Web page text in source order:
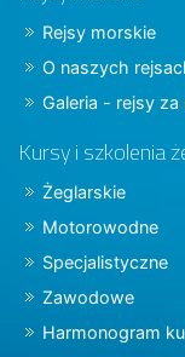
Rejsy morskie
O naszych
Galeria - rejsy za
Kursy i szkolenia
Żeglarskie
Motorowodne
Specjalistyczne
Zawodowe
Harmonogram